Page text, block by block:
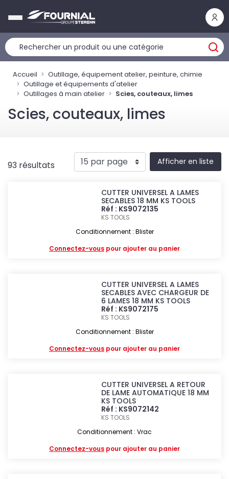
Accueil
Outillage, équipement atelier, peinture, chimie
Outillage et équipements d'atelier
Outillages à main atelier
Scies, couteaux, limes
Scies, couteaux, limes
93 résultats Afficher en liste
CUTTER UNIVERSEL A LAMES
SECABLES 18 MM KS TOOLS
Réf : KS9072135
KS TOOLS
Conditionnement : Blister
Connectez-vous pour ajouter au panier
CUTTER UNIVERSEL A LAMES
SECABLES AVEC CHARGEUR DE
6 LAMES 18 MM KS TOOLS
Réf : KS9072175
KS TOOLS
Conditionnement : Blister
Connectez-vous pour ajouter au panier
CUTTER UNIVERSEL A RETOUR
DE LAME AUTOMATIQUE 18 MM
KS TOOLS
Réf : KS9072142
KS TOOLS
Conditionnement : Vrac
Connectez-vous pour ajouter au panier